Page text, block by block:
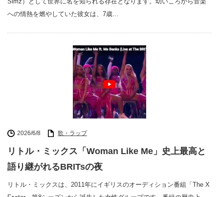
への情熱を燃やしていた彼女は、7歳…
2026/6/8 歌・ラップ
リトル・ミックス「Woman Like Me」史上最高と
語り継がれるBRITsの夜
リトル・ミックスは、2011年にイギリスのオーディション番組「The X